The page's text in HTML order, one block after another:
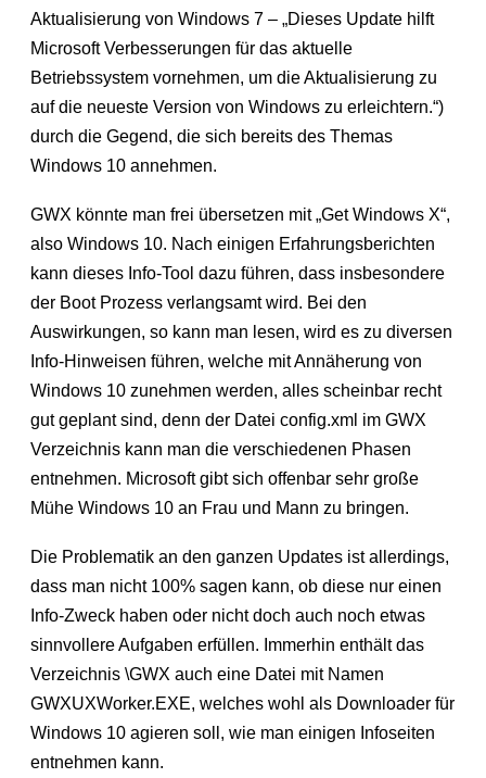
Aktualisierung von Windows 7 – „Dieses Update hilft
Microsoft Verbesserungen für das aktuelle
Betriebssystem vornehmen, um die Aktualisierung zu
auf die neueste Version von Windows zu erleichtern.“)
durch die Gegend, die sich bereits des Themas
Windows 10 annehmen.
GWX könnte man frei übersetzen mit „Get Windows X“,
also Windows 10. Nach einigen Erfahrungsberichten
kann dieses Info-Tool dazu führen, dass insbesondere
der Boot Prozess verlangsamt wird. Bei den
Auswirkungen, so kann man lesen, wird es zu diversen
Info-Hinweisen führen, welche mit Annäherung von
Windows 10 zunehmen werden, alles scheinbar recht
gut geplant sind, denn der Datei config.xml im GWX
Verzeichnis kann man die verschiedenen Phasen
entnehmen. Microsoft gibt sich offenbar sehr große
Mühe Windows 10 an Frau und Mann zu bringen.
Die Problematik an den ganzen Updates ist allerdings,
dass man nicht 100% sagen kann, ob diese nur einen
Info-Zweck haben oder nicht doch auch noch etwas
sinnvollere Aufgaben erfüllen. Immerhin enthält das
Verzeichnis \GWX auch eine Datei mit Namen
GWXUXWorker.EXE, welches wohl als Downloader für
Windows 10 agieren soll, wie man einigen Infoseiten
entnehmen kann.